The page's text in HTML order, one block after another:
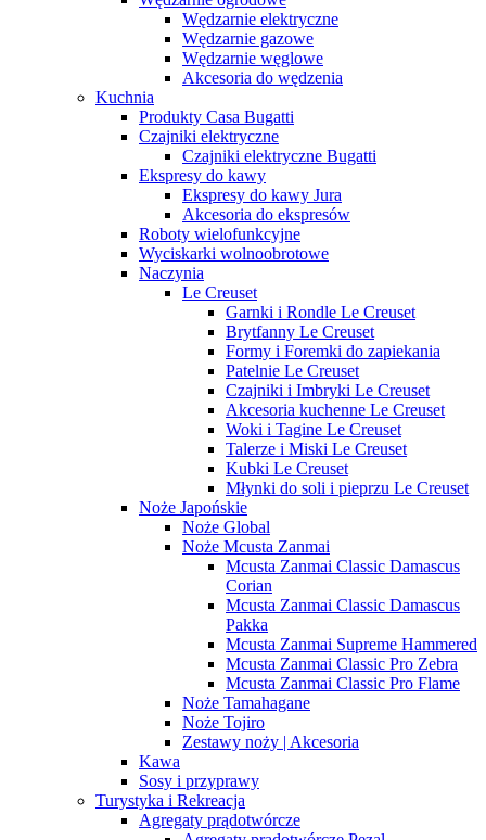
Wędzarnie elektryczne
Wędzarnie gazowe
Wędzarnie węglowe
Akcesoria do wędzenia
Kuchnia
Produkty Casa Bugatti
Czajniki elektryczne
Czajniki elektryczne Bugatti
Ekspresy do kawy
Ekspresy do kawy Jura
Akcesoria do ekspresów
Roboty wielofunkcyjne
Wyciskarki wolnoobrotowe
Naczynia
Le Creuset
Garnki i Rondle Le Creuset
Brytfanny Le Creuset
Formy i Foremki do zapiekania
Patelnie Le Creuset
Czajniki i Imbryki Le Creuset
Akcesoria kuchenne Le Creuset
Woki i Tagine Le Creuset
Talerze i Miski Le Creuset
Kubki Le Creuset
Młynki do soli i pieprzu Le Creuset
Noże Japońskie
Noże Global
Noże Mcusta Zanmai
Mcusta Zanmai Classic Damascus
Corian
Mcusta Zanmai Classic Damascus
Pakka
Mcusta Zanmai Supreme Hammered
Mcusta Zanmai Classic Pro Zebra
Mcusta Zanmai Classic Pro Flame
Noże Tamahagane
Noże Tojiro
Zestawy noży | Akcesoria
Kawa
Sosy i przyprawy
Turystyka i Rekreacja
Agregaty prądotwórcze